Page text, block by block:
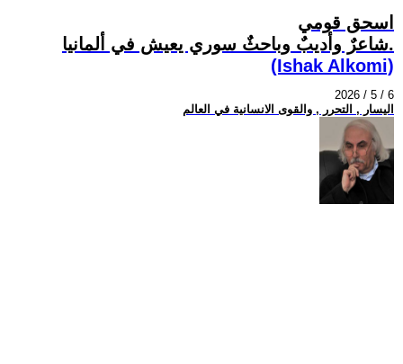
اسحق قومي
شاعرٌ وأديبٌ وباحثٌ سوري يعيش في ألمانيا.
(Ishak Alkomi)
2026 / 5 / 6
اليسار , التحرر , والقوى الانسانية في العالم